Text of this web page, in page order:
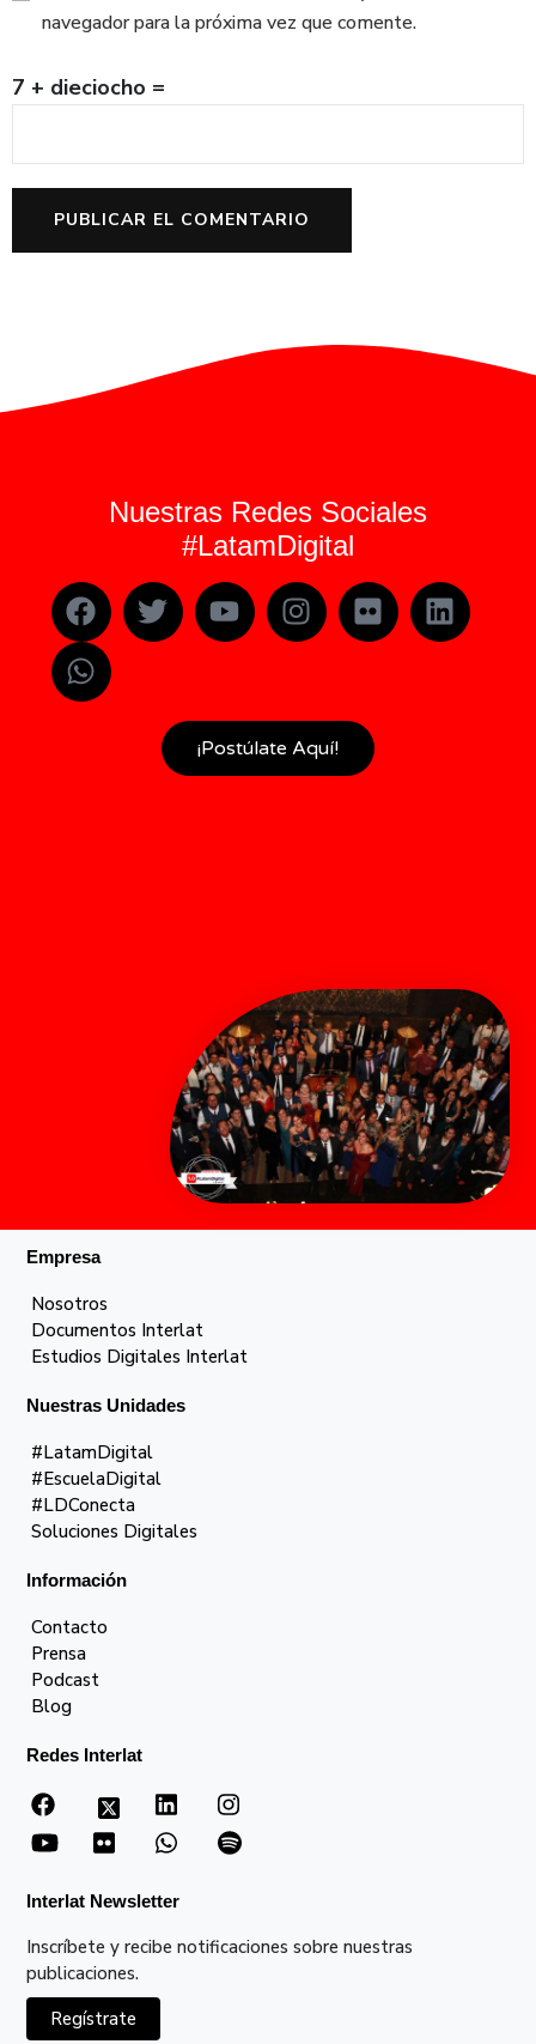
navegador para la próxima vez que comente.
7 + dieciocho =
Nuestras Redes Sociales
#LatamDigital
¡Postúlate Aquí!
Empresa
Nosotros
Documentos Interlat
Estudios Digitales Interlat
Nuestras Unidades
#LatamDigital
#EscuelaDigital
#LDConecta
Soluciones Digitales
Información
Contacto
Prensa
Podcast
Blog
Redes Interlat
Interlat Newsletter
Inscríbete y recibe notificaciones sobre nuestras
publicaciones.
Regístrate